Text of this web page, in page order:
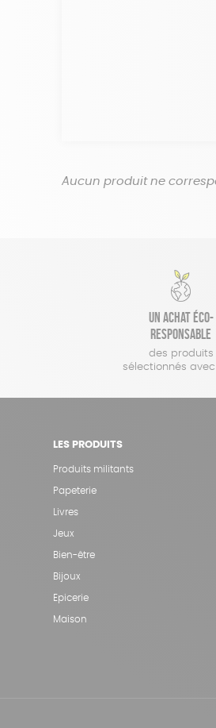
Aucun produit ne
Un achat éco-
responsable
des produits
sélectionnés
LES PRODUITS
Produits militants
Papeterie
Livres
Jeux
Bien-être
Bijoux
Epicerie
Maison